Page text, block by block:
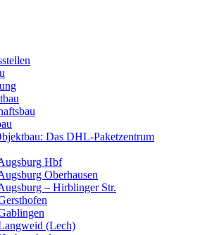
Das DHL-Paketzentrum
Hbf
Oberhausen
– Hirblinger Str.
(Lech)